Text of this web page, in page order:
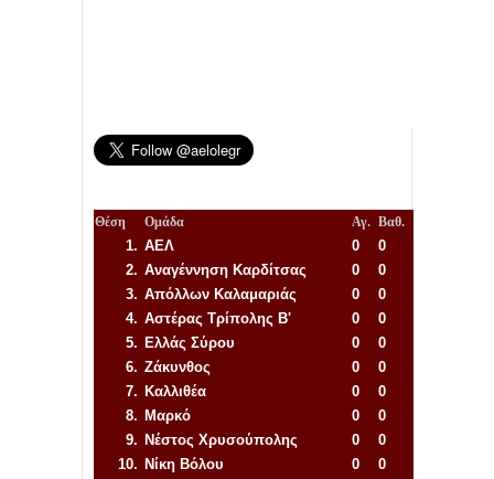
Θέση Ομάδα Αγ. Βαθ.
1. ΑΕΛ 0
0
2. Αναγέννηση Καρδίτσας 0
0
3. Απόλλων Καλαμαριάς 0
0
4. Αστέρας Τρίπολης Β' 0
0
5. Ελλάς Σύρου 0
0
6. Ζάκυνθος 0
0
7. Καλλιθέα 0
0
8. Μαρκό 0
0
9. Νέστος Χρυσούπολης 0
0
10. Νίκη Βόλου 0
0